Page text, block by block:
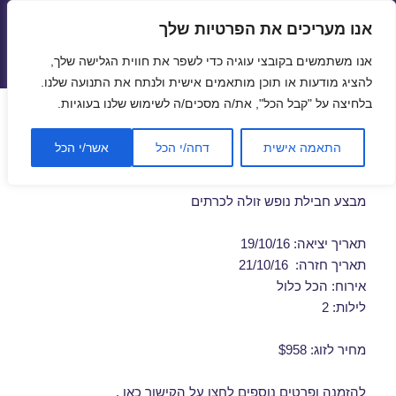
אנו מעריכים את הפרטיות שלך
אנו משתמשים בקובצי עוגיה כדי לשפר את חווית הגלישה שלך,
להציג מודעות או תוכן מותאמים אישית ולנתח את התנועה שלנו.
בלחיצה על "קבל הכל", את/ה מסכים/ה לשימוש שלנו בעוגיות.
התאמה אישית דחה/י הכל אשר/י הכל
תפריטים
ווידג'טים
חבילות נופש לכרתים באוקטובר
19/10/2016
מבצע חבילת נופש זולה לכרתים
תאריך יציאה: 19/10/16
תאריך חזרה: 21/10/16
אירוח: הכל כלול
לילות: 2
מחיר לזוג: $958
להזמנה ופרטים נוספים לחצו על הקישור כאן .